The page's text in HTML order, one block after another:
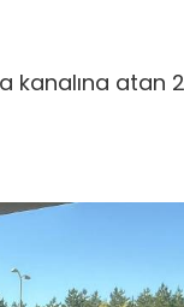
kanalına atan 2